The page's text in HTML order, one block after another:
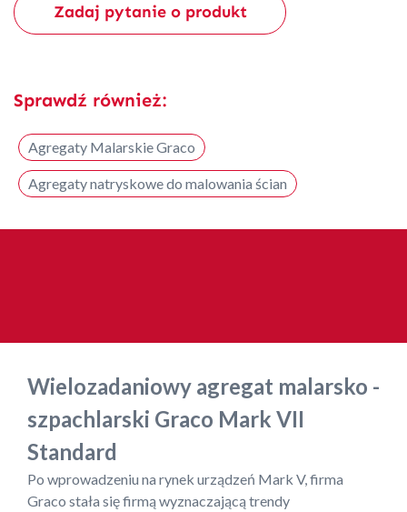
Zadaj pytanie o produkt
Sprawdź również:
Agregaty Malarskie Graco
Agregaty natryskowe do malowania ścian
Wielozadaniowy agregat malarsko -
szpachlarski Graco Mark VII
Standard
Po wprowadzeniu na rynek urządzeń Mark V, firma
Graco stała się firmą wyznaczającą trendy